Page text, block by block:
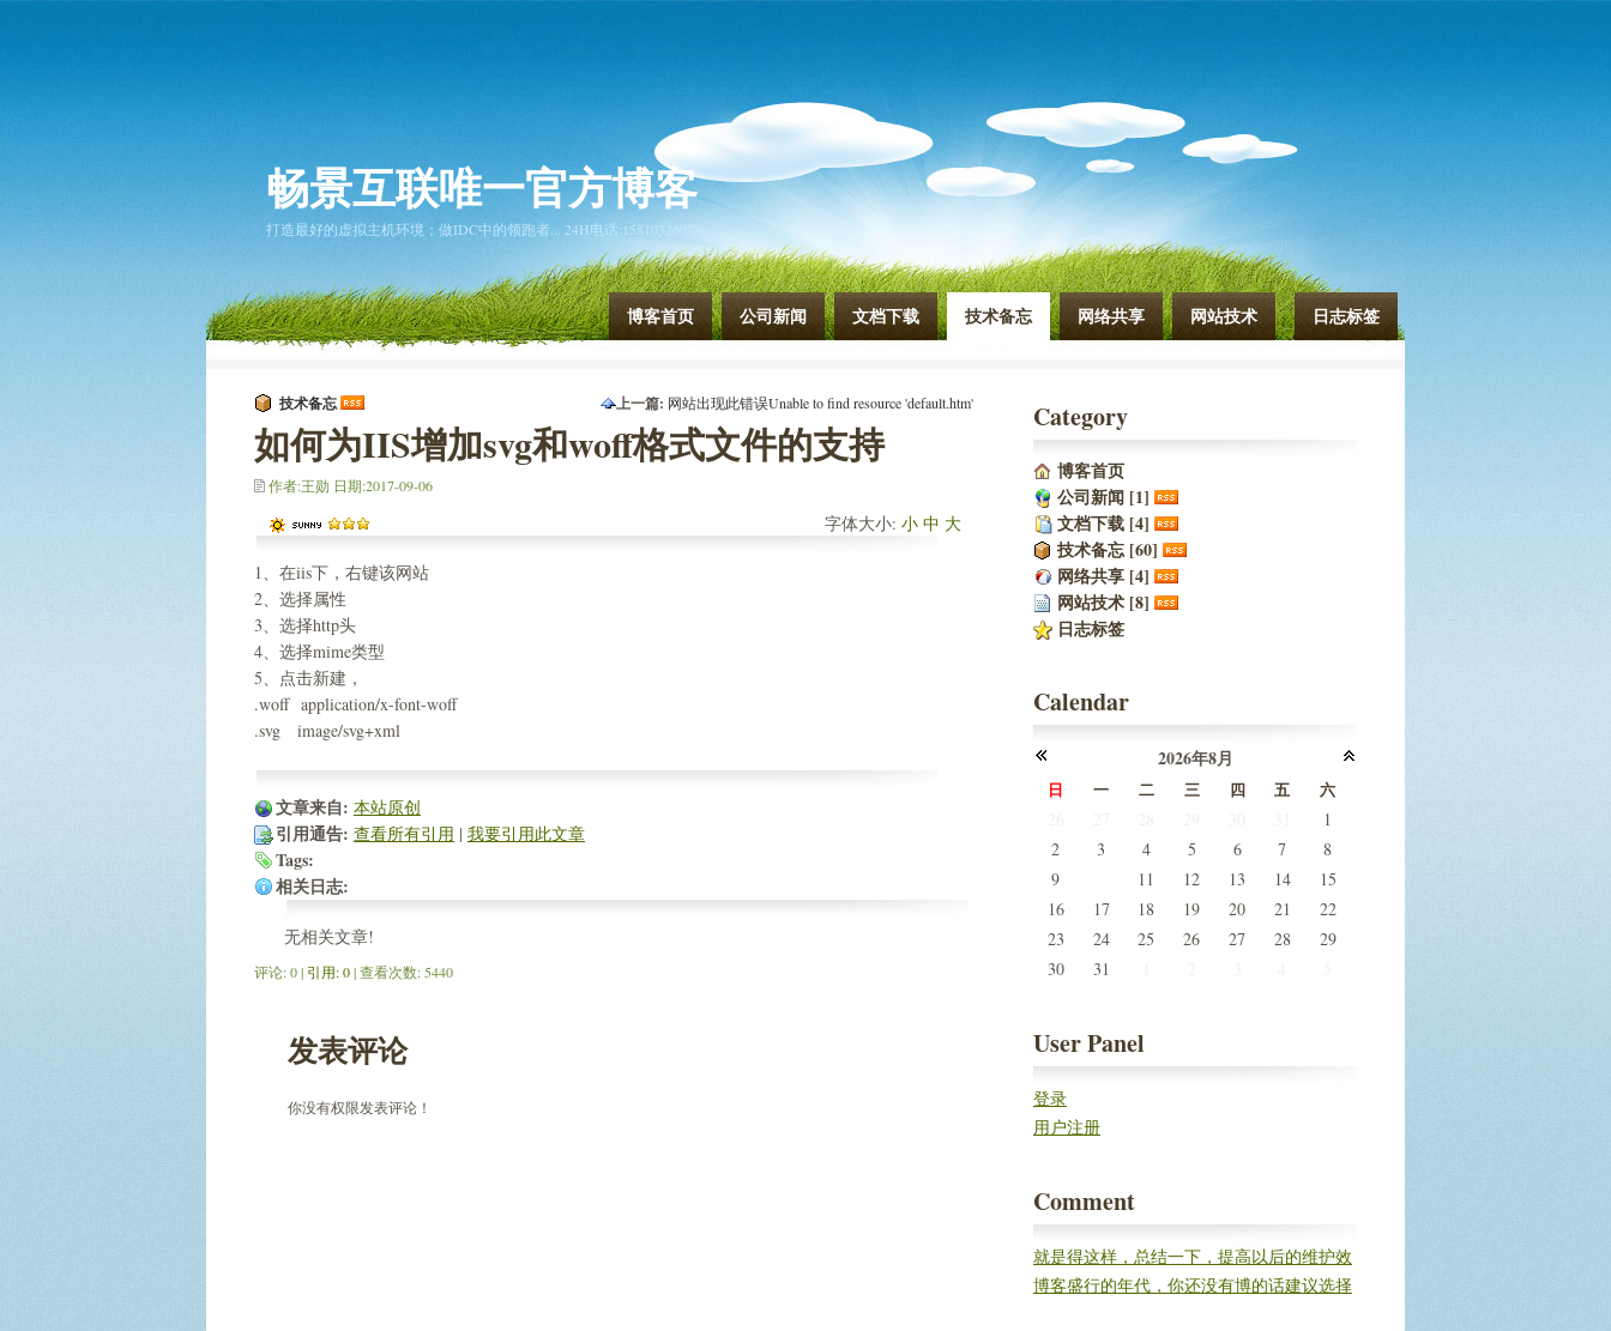
畅景互联唯一官方博客
打造最好的虚拟主机环境；做IDC中的领跑者... 24H电话:15810326078
博客首页 公司新闻 文档下载 技术备忘 网络共享 网站技术 日志标签
上一篇: 网站出现此错误Unable to find resource 'default.htm'
下一篇: 卢冠廷 - 一生所爱
技术备忘
如何为IIS增加svg和woff格式文件的支持
作者:王勋 日期:2017-09-06
字体大小: 小 中 大
1、在iis下，右键该网站
2、选择属性
3、选择http头
4、选择mime类型
5、点击新建，
.woff application/x-font-woff
.svg image/svg+xml
文章来自: 本站原创
引用通告: 查看所有引用 | 我要引用此文章
Tags:
相关日志:
无相关文章!
评论: 0 | 引用: 0| 查看次数: 5440
发表评论
你没有权限发表评论！
Category
博客首页
公司新闻 [1]
文档下载 [4]
技术备忘 [60]
网络共享 [4]
网站技术 [8]
日志标签
Calendar
2026年8月
日 一 二 三 四 五 六
1
2
3 4 5 6 7
8
9
11 12 13 14
15
16
17 18 19 20 21
22
23
24 25 26 27 28
29
30
31
User Panel
登录
用户注册
Comment
就是得这样，总结一下，提高以后的维护效
率。
博客盛行的年代，你还没有博的话建议选择